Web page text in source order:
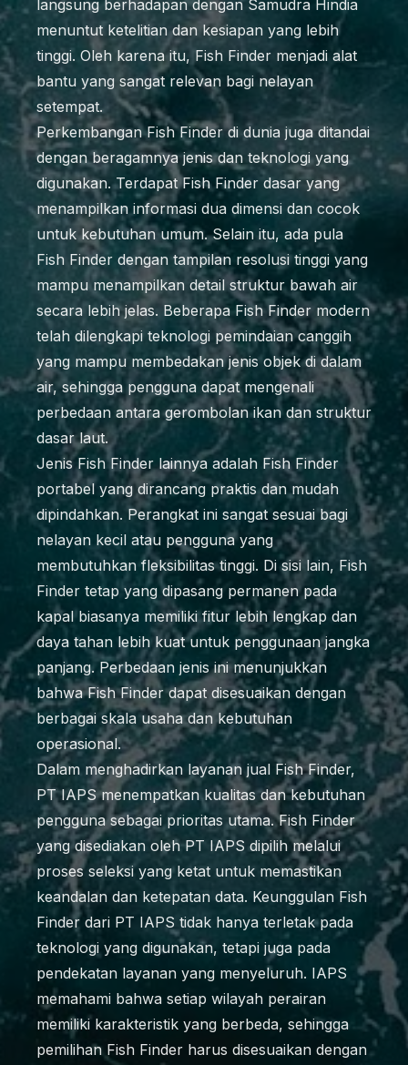
langsung berhadapan dengan Samudra Hindia
menuntut ketelitian dan kesiapan yang lebih
tinggi. Oleh karena itu, Fish Finder menjadi alat
bantu yang sangat relevan bagi nelayan
setempat.
Perkembangan Fish Finder di dunia juga ditandai
dengan beragamnya jenis dan teknologi yang
digunakan. Terdapat Fish Finder dasar yang
menampilkan informasi dua dimensi dan cocok
untuk kebutuhan umum. Selain itu, ada pula
Fish Finder dengan tampilan resolusi tinggi yang
mampu menampilkan detail struktur bawah air
secara lebih jelas. Beberapa Fish Finder modern
telah dilengkapi teknologi pemindaian canggih
yang mampu membedakan jenis objek di dalam
air, sehingga pengguna dapat mengenali
perbedaan antara gerombolan ikan dan struktur
dasar laut.
Jenis Fish Finder lainnya adalah Fish Finder
portabel yang dirancang praktis dan mudah
dipindahkan. Perangkat ini sangat sesuai bagi
nelayan kecil atau pengguna yang
membutuhkan fleksibilitas tinggi. Di sisi lain, Fish
Finder tetap yang dipasang permanen pada
kapal biasanya memiliki fitur lebih lengkap dan
daya tahan lebih kuat untuk penggunaan jangka
panjang. Perbedaan jenis ini menunjukkan
bahwa Fish Finder dapat disesuaikan dengan
berbagai skala usaha dan kebutuhan
operasional.
Dalam menghadirkan layanan jual Fish Finder,
PT IAPS menempatkan kualitas dan kebutuhan
pengguna sebagai prioritas utama. Fish Finder
yang disediakan oleh PT IAPS dipilih melalui
proses seleksi yang ketat untuk memastikan
keandalan dan ketepatan data. Keunggulan Fish
Finder dari PT IAPS tidak hanya terletak pada
teknologi yang digunakan, tetapi juga pada
pendekatan layanan yang menyeluruh. IAPS
memahami bahwa setiap wilayah perairan
memiliki karakteristik yang berbeda, sehingga
pemilihan Fish Finder harus disesuaikan dengan